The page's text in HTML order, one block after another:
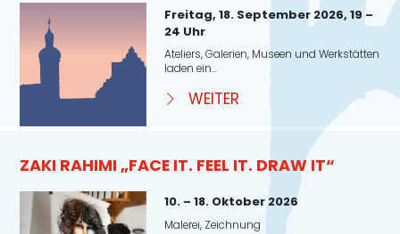
Freitag, 18. September 2026, 19 –
24 Uhr
Ateliers, Galerien, Museen und Werkstätten
laden ein...
WEITER
ZAKI RAHIMI „FACE IT. FEEL IT. DRAW IT“
10. – 18. Oktober 2026
Malerei, Zeichnung